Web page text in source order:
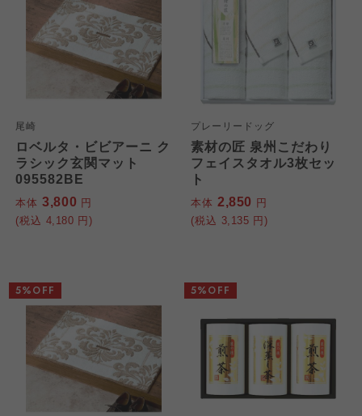
尾崎
ロベルタ・ビビアーニ ク
ラシック玄関マット
095582BE
本体 3,800 円
(税込 4,180 円)
プレーリードッグ
素材の匠 泉州こだわり
フェイスタオル3枚セッ
ト
本体 2,850 円
(税込 3,135 円)
5%OFF 5%OFF